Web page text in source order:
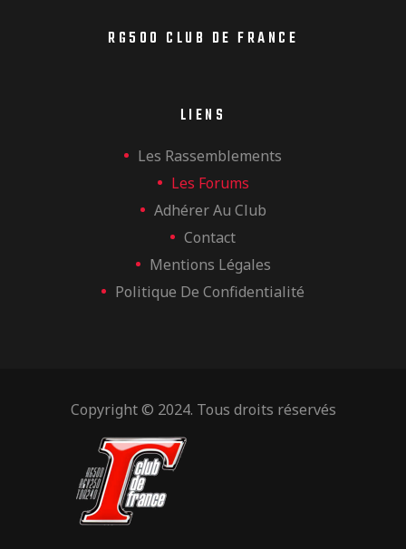
RG500 CLUB DE FRANCE
LIENS
Les Rassemblements
Les Forums
Adhérer Au Club
Contact
Mentions Légales
Politique De Confidentialité
Copyright © 2024. Tous droits réservés